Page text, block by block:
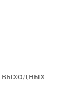
выходных